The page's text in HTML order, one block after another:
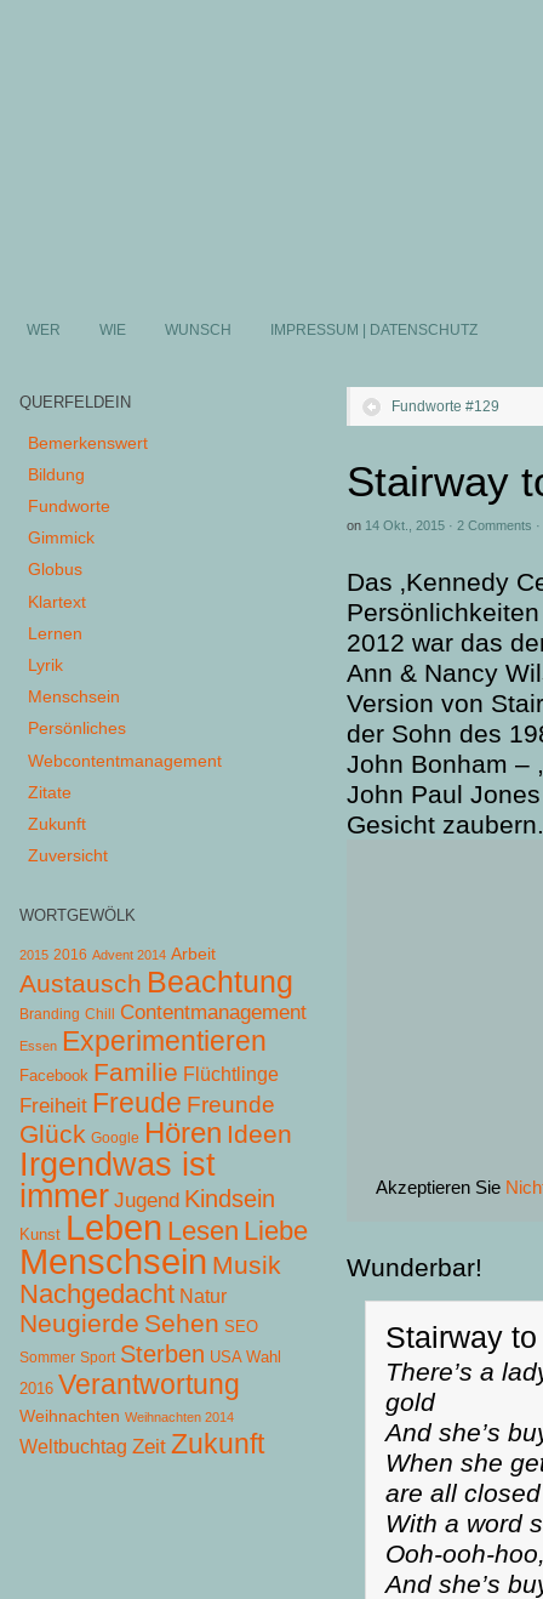
WER WIE WUNSCH IMPRESSUM | DATENSCHUTZ
Fundworte #129
Stairway
on 14 Okt., 2015 · 2 Comments ·
Das ‚Kennedy
2012 war das
Ann & Nancy
Version von
der Sohn des
John Bonham –
John Paul
Gesicht zaubern.
Akzeptieren Sie
Wunderbar!
Stairway
There’s a
gold
And she’s
When she
are all closed
With a word
Ooh-ooh-
And she’s
QUERFELDEIN
Bemerkenswert
Bildung
Fundworte
Gimmick
Globus
Klartext
Lernen
Lyrik
Menschsein
Persönliches
Webcontentmanagement
Zitate
Zukunft
Zuversicht
WORTGEWÖLK
2015 2016 Advent 2014 Arbeit
Austausch Beachtung
Branding Chill Contentmanagement
Essen Experimentieren
Facebook Familie Flüchtlinge
Freiheit Freude Freunde
Glück Google Hören Ideen
Irgendwas ist
immer Jugend Kindsein
Kunst Leben Lesen Liebe
Menschsein Musik
Nachgedacht Natur
Neugierde Sehen SEO
Sommer Sport Sterben USA Wahl
2016 Verantwortung
Weihnachten Weihnachten 2014
Weltbuchtag Zeit Zukunft